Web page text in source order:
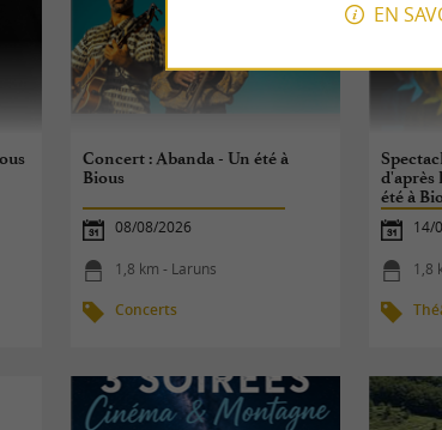
Concert : Abanda - Un été à
Bious
08/08/2026
1,8 km - Laruns
Concerts
d'après
été à
14/
1,8
EN